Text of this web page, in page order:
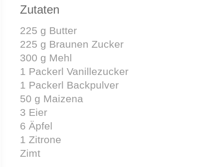
Zutaten
225 g Butter
225 g Braunen Zucker
300 g Mehl
1 Packerl Vanillezucker
1 Packerl Backpulver
50 g Maizena
3 Eier
6 Äpfel
1 Zitrone
Zimt